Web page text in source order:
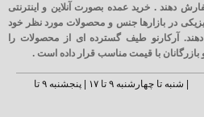
دهند . خرید عمده بصورت آنلاین و اینترنتی
در بازارها جنس و محصولات مورد نظر خود
آرکارنو طیف گسترده ای از محصولات را
با قیمت مناسب قرار داده است .
| شنبه تا چهارشنبه ۹ تا ۱۷ | پنجشنبه ۹ تا